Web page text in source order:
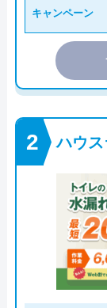
キャンペーン
ハウ